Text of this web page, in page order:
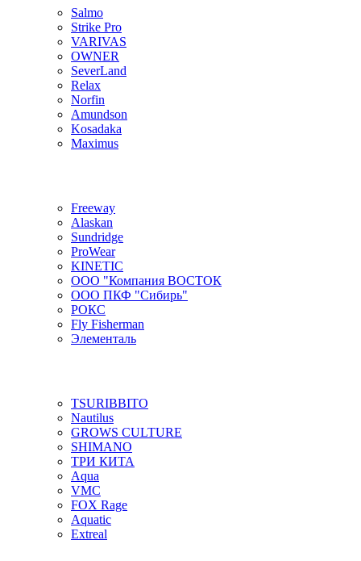
Salmo
Strike Pro
VARIVAS
OWNER
SeverLand
Relax
Norfin
Amundson
Kosadaka
Maximus
Freeway
Alaskan
Sundridge
ProWear
KINETIC
ООО "Компания ВОСТОК
ООО ПКФ "Сибирь"
РОКС
Fly Fisherman
Элементаль
TSURIBBITO
Nautilus
GROWS CULTURE
SHIMANO
ТРИ КИТА
Aqua
VMC
FOX Rage
Aquatic
Extreal